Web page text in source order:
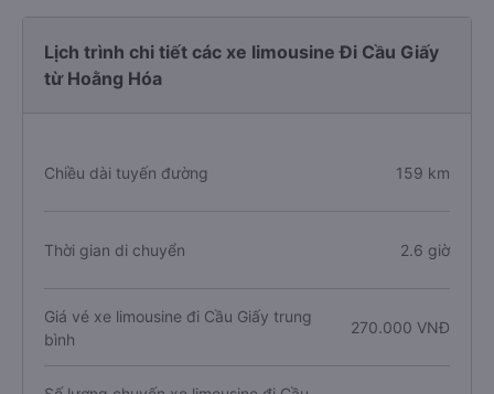
Lịch trình chi tiết các xe limousine Đi Cầu Giấy
từ Hoằng Hóa
Chiều dài tuyến đường 159 km
Thời gian di chuyển 2.6 giờ
Giá vé xe limousine đi Cầu Giấy trung
bình
270.000 VNĐ